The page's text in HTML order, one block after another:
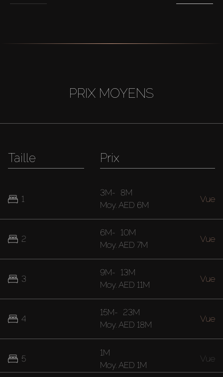
PRIX MOYENS
Taille
1
2
3
4
5
Prix
3M- 8M
Moy. AED 6M
Vue
6M- 10M
Moy. AED 7M
Vue
9M- 13M
Moy. AED 11M
Vue
15M- 23M
Moy. AED 18M
Vue
1M
Moy. AED 1M
Vue